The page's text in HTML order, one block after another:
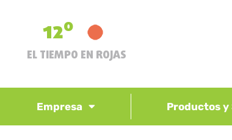
12º
EL TIEMPO EN ROJAS
Empresa Productos y